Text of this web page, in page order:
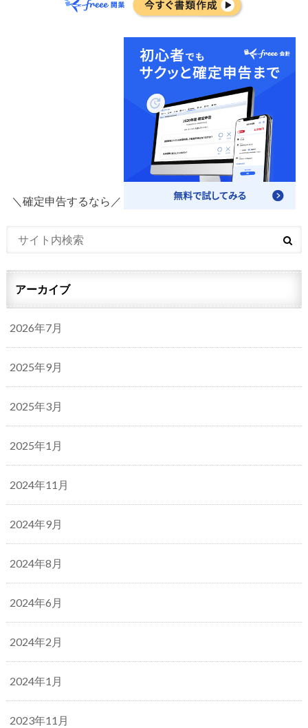
＼確定申告するなら／
アーカイブ
2026年7月
2025年9月
2025年3月
2025年1月
2024年11月
2024年9月
2024年8月
2024年6月
2024年2月
2024年1月
2023年11月